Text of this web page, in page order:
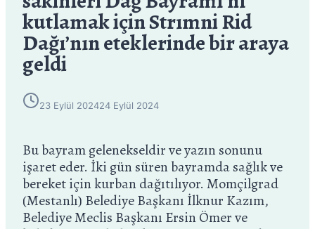
kutlamak için Strımni Rid
Dağı’nın eteklerinde bir araya
geldi
23 Eylül 202424 Eylül 2024
Bu bayram gelenekseldir ve yazın sonunu
işaret eder. İki gün süren bayramda sağlık ve
bereket için kurban dağıtılıyor. Momçilgrad
(Mestanlı) Belediye Başkanı İlknur Kazım,
Belediye Meclis Başkanı Ersin Ömer ve